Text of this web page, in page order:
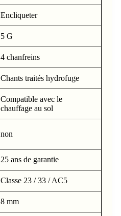
Encliqueter
5 G
4 chanfreins
Chants traités hydrofuge
Compatible avec le
chauffage au sol
non
25 ans de garantie
Classe 23 / 33 / AC5
8 mm